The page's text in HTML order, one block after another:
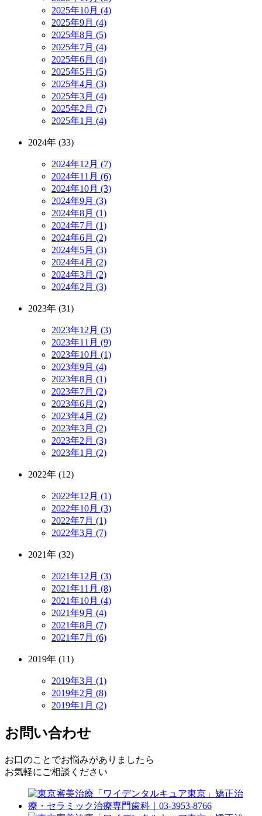
2025年10月 (4)
2025年9月 (4)
2025年8月 (5)
2025年7月 (4)
2025年6月 (4)
2025年5月 (5)
2025年4月 (3)
2025年3月 (4)
2025年2月 (7)
2025年1月 (4)
2024年 (33)
2024年12月 (7)
2024年11月 (6)
2024年10月 (3)
2024年9月 (3)
2024年8月 (1)
2024年7月 (1)
2024年6月 (2)
2024年5月 (3)
2024年4月 (2)
2024年3月 (2)
2024年2月 (3)
2023年 (31)
2023年12月 (3)
2023年11月 (9)
2023年10月 (1)
2023年9月 (4)
2023年8月 (1)
2023年7月 (2)
2023年6月 (2)
2023年4月 (2)
2023年3月 (2)
2023年2月 (3)
2023年1月 (2)
2022年 (12)
2022年12月 (1)
2022年10月 (3)
2022年7月 (1)
2022年3月 (7)
2021年 (32)
2021年12月 (3)
2021年11月 (8)
2021年10月 (4)
2021年9月 (4)
2021年8月 (7)
2021年7月 (6)
2019年 (11)
2019年3月 (1)
2019年2月 (8)
2019年1月 (2)
お問い合わせ
お口のことでお悩みがありましたら
お気軽にご相談ください